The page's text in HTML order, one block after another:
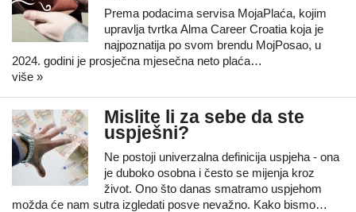
Prema podacima servisa MojaPlaća, kojim
upravlja tvrtka Alma Career Croatia koja je
najpoznatija po svom brendu MojPosao, u
2024. godini je prosječna mjesečna neto plaća…
više »
Mislite li za sebe da ste
uspješni?
Ne postoji univerzalna definicija uspjeha - ona
je duboko osobna i često se mijenja kroz
život. Ono što danas smatramo uspjehom
možda će nam sutra izgledati posve nevažno. Kako bismo…